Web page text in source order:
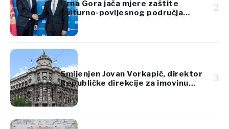
Crna Gora jača mjere zaštite
kulturno-povijesnog područja
Kotora
2
Smijenjen Jovan Vorkapić, direktor
Republičke direkcije za imovinu
Srbije
3